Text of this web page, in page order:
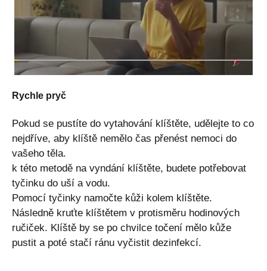
Rychle pryč
Pokud se pustíte do vytahování klíštěte, udělejte to co
nejdříve, aby klíště nemělo čas přenést nemoci do
vašeho těla.
k této metodě na vyndání klíštěte, budete potřebovat
tyčinku do uší a vodu.
Pomocí tyčinky namočte kůži kolem klíštěte.
Následně kruťte klíštětem v protisměru hodinových
ručiček. Klíště by se po chvilce točení mělo kůže
pustit a poté stačí ránu vyčistit dezinfekcí.